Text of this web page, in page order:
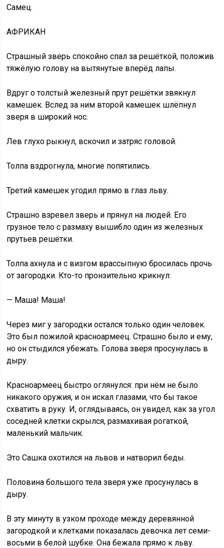
Самец.
АФРИКАН
Страшный зверь спокойно спал за решёткой, положив
тяжёлую голову на вытянутые вперёд лапы.
Вдруг о толстый железный прут решётки звякнул
камешек. Вслед за ним второй камешек шлёпнул
зверя в широкий нос.
Лев глухо рыкнул, вскочил и затряс головой.
Толпа вздрогнула, многие попятились.
Третий камешек угодил прямо в глаз льву.
Страшно взревел зверь и прянул на людей. Его
грузное тело с размаху вышибло один из железных
прутьев решётки.
Толпа ахнула и с визгом врассыпную бросилась прочь
от загородки. Кто-то пронзительно крикнул:
— Маша! Маша!
Через миг у загородки остался только один человек.
Это был пожилой красноармеец. Страшно было и ему,
но он стыдился убежать. Голова зверя просунулась в
дыру.
Красноармеец быстро оглянулся: при нём не было
никакого оружия, и он искал глазами, что бы такое
схватить в руку. И, оглядываясь, он увидел, как за угол
соседней клетки скрылся, размахивая рогаткой,
маленький мальчик.
Это Сашка охотился на львов и натворил беды.
Половина большого тела зверя уже просунулась в
дыру.
В эту минуту в узком проходе между деревянной
загородкой и клетками показалась девочка лет семи-
восьми в белой шубке. Она бежала прямо к льву.